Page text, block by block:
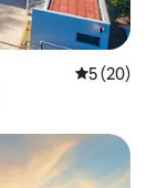
5 (20)